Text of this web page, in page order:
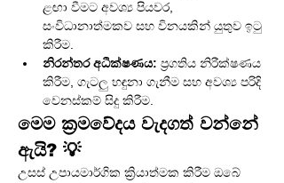
ළඟා වීමට අවශ්‍ය පියවර,
සංවිධානාත්මකව සහ විනයකින් යුතුව ඉටු
කිරීම.
නිරන්තර අධීක්ෂණය: ප්‍රගතිය නිරීක්ෂණය
කිරීම, ගැටලු හඳුනා ගැනීම සහ අවශ්‍ය පරිදි
වෙනස්කම් සිදු කිරීම.
මෙම ක්‍රමවේදය වැදගත් වන්නේ
ඇයි? 💡
උසස් උපායමාර්ගික ක්‍රියාත්මක කිරීම ඔබේ